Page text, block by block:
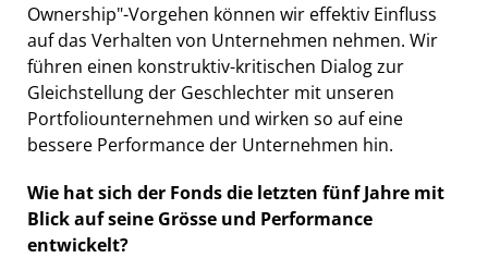
Ownership"-Vorgehen können wir effektiv Einfluss
auf das Verhalten von Unternehmen nehmen. Wir
führen einen konstruktiv-kritischen Dialog zur
Gleichstellung der Geschlechter mit unseren
Portfoliounternehmen und wirken so auf eine
bessere Performance der Unternehmen hin.
Wie hat sich der Fonds die letzten fünf Jahre mit
Blick auf seine Grösse und Performance
entwickelt?